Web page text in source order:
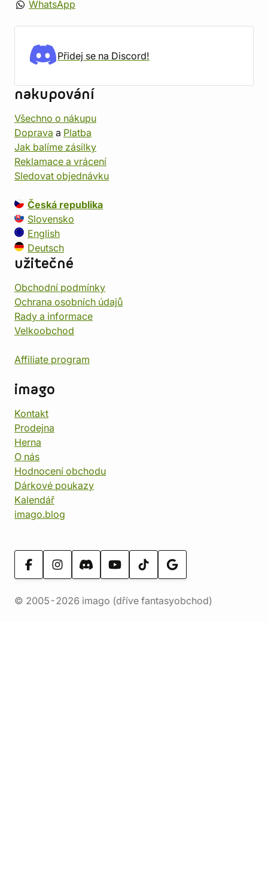
WhatsApp
Přidej se na Discord!
nakupování
Všechno o nákupu
Doprava a Platba
Jak balíme zásilky
Reklamace a vrácení
Sledovat objednávku
Česká republika
Slovensko
English
Deutsch
užitečné
Obchodní podmínky
Ochrana osobních údajů
Rady a informace
Velkoobchod
Affiliate program
imago
Kontakt
Prodejna
Herna
O nás
Hodnocení obchodu
Dárkové poukazy
Kalendář
imago.blog
© 2005-2026 imago (dříve fantasyobchod)